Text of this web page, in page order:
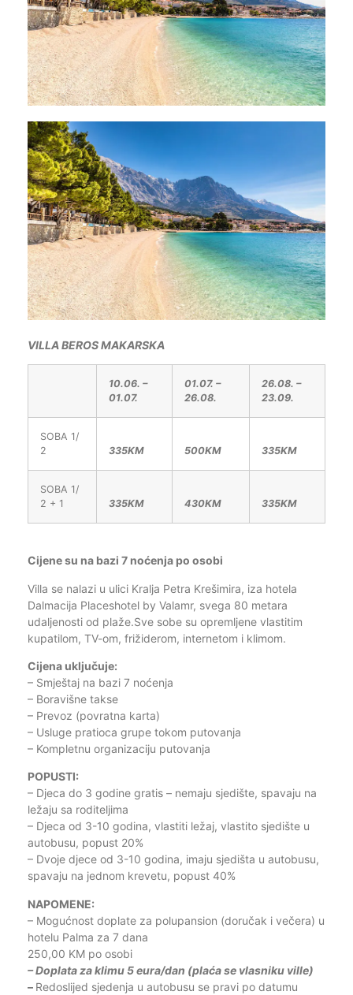
VILLA BEROS MAKARSKA
10.06. –
01.07.
01.07. –
26.08.
26.08. –
23.09.
SOBA 1/
2
335KM 500KM 335KM
SOBA 1/
2 + 1
335KM 430KM 335KM
Cijene su na bazi 7 noćenja po osobi
Villa se nalazi u ulici Kralja Petra Krešimira, iza hotela
Dalmacija Placeshotel by Valamr, svega 80 metara
udaljenosti od plaže.Sve sobe su opremljene vlastitim
kupatilom, TV-om, frižiderom, internetom i klimom.
Cijena uključuje:
– Smještaj na bazi 7 noćenja
– Boravišne takse
– Prevoz (povratna karta)
– Usluge pratioca grupe tokom putovanja
– Kompletnu organizaciju putovanja
POPUSTI:
– Djeca do 3 godine gratis – nemaju sjedište, spavaju na
ležaju sa roditeljima
– Djeca od 3-10 godina, vlastiti ležaj, vlastito sjedište u
autobusu, popust 20%
– Dvoje djece od 3-10 godina, imaju sjedišta u autobusu,
spavaju na jednom krevetu, popust 40%
NAPOMENE:
– Mogućnost doplate za polupansion (doručak i večera) u
hotelu Palma za 7 dana
250,00 KM po osobi
– Doplata za klimu 5 eura/dan (plaća se vlasniku ville)
– Redoslijed sjedenja u autobusu se pravi po datumu